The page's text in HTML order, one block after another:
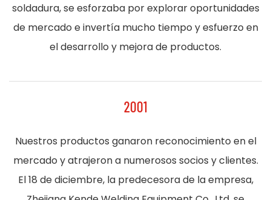
soldadura, se esforzaba por explorar oportunidades
de mercado e invertía mucho tiempo y esfuerzo en
el desarrollo y mejora de productos.
2001
Nuestros productos ganaron reconocimiento en el
mercado y atrajeron a numerosos socios y clientes.
El 18 de diciembre, la predecesora de la empresa,